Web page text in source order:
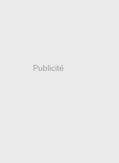
Publicité